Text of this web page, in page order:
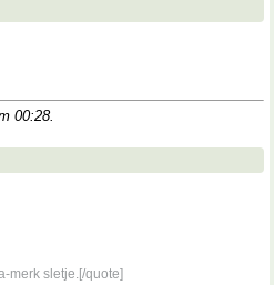
00:28.
merk sletje.[/quote]